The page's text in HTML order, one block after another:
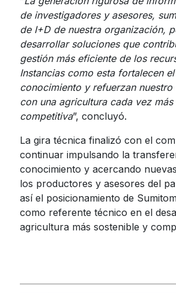
de investigadores y asesores,
de I+D de nuestra organización,
desarrollar soluciones que
gestión más eficiente de los
Instancias como esta fortalecen
conocimiento y refuerzan
con una agricultura cada vez más
competitiva”, concluyó.
La gira técnica finalizó con el
continuar impulsando la
conocimiento y acercando
los productores y asesores del
así el posicionamiento de
como referente técnico en el
agricultura más sostenible y